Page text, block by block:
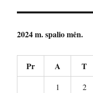
2024 m. spalio mėn.
Pr A T
1 2